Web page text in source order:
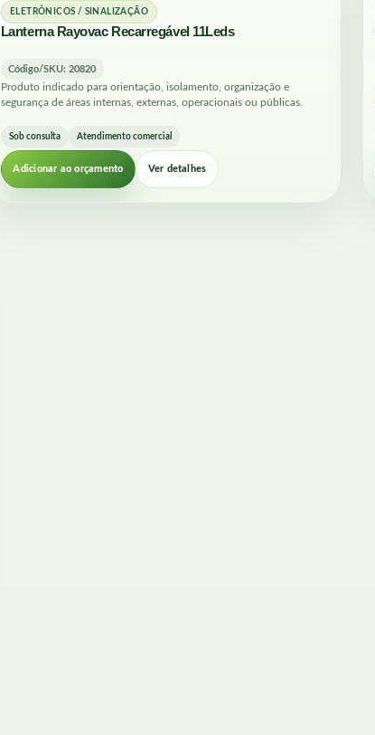
ELETRÔNICOS / SINALIZAÇÃO
Lanterna Rayovac Recarregável 11Leds
Código/SKU: 20820
Produto indicado para orientação, isolamento, organização e
segurança de áreas internas, externas, operacionais ou públicas.
Sob consulta Atendimento comercial
Adicionar ao orçamento Ver detalhes